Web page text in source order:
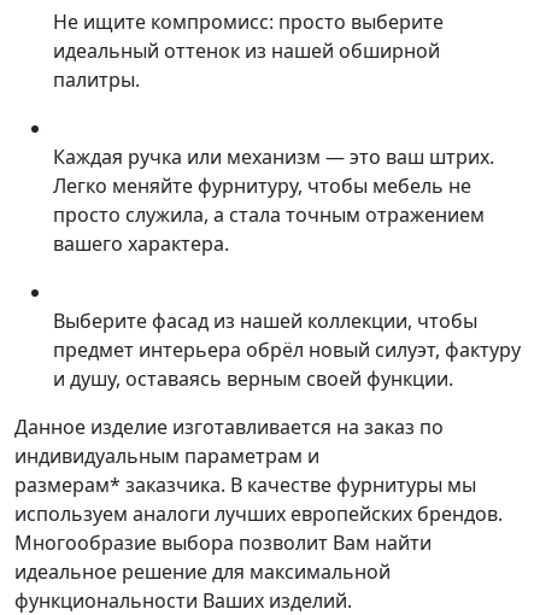
Не ищите компромисс: просто выберите
идеальный оттенок из нашей обширной
палитры.
Каждая ручка или механизм — это ваш штрих.
Легко меняйте фурнитуру, чтобы мебель не
просто служила, а стала точным отражением
вашего характера.
Выберите фасад из нашей коллекции, чтобы
предмет интерьера обрёл новый силуэт, фактуру
и душу, оставаясь верным своей функции.
Данное изделие изготавливается на заказ по
индивидуальным параметрам и
размерам* заказчика. В качестве фурнитуры мы
используем аналоги лучших европейских брендов.
Многообразие выбора позволит Вам найти
идеальное решение для максимальной
функциональности Ваших изделий.